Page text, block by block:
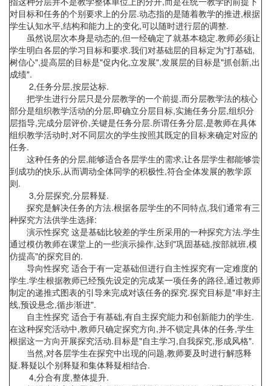
对目标和任务的个别要求上的分层.动态指的是随着教学的推进,根据
学生认知水平,结构和能力上的变化,可以随时进行层的调整.
虽然说层次本身是动态的,但一经确定了就基本稳定.教师必须让
学生明白各层的学习目标和要求.我们对基础层的目标定为"打基础,
树信心",提高层的目标是"促内化,立发展",发展层的目标是"抓创新,出
成绩".
2,任务分层,按层达标.
把学生进行分层只是分层教学的一个前提.而分层教学法的核心
部分是组织教学活动的分层,即确立分层目标,实施任务分层,组织分
层指导,完成分层评价,关键是任务分层.所谓任务分层,是教师在具体
组织教学活动时,对不同层次的学生按照其既定的目标来确定对应的
任务.
这种任务的分层,能够适合各层学生的需求,让各层学生都能够尝
到成功的快乐,从而调动全体同学的积极性,符合全体发展的教学原
则.
3,分层探究,分层释疑.
探究是解决任务的方法.根据各层学生的不同特点,我们通常有三
种探究方法供学生选择:
演示性探究 这是基础比较差的学生所采用的一种探究方法.学生
通过模仿教师在课堂上的一些演示操作,达到"巩固基础,按部就班,模
仿提高"的探究目的.
导向性探究 适合于有一定基础但进行自主性探究有一定难度的
学生.学生根据教师已经预先设定的完成某一项任务的路径,通过教师
制定的递推式图表的引导来完成对该任务的探究.探究目标是"串好主
线,预设悬念,循步渐进".
自主性探究 适合于有基础,有自主探究能力和创新能力的学生.
在这种探究活动中,教师只确定探究方向,并不锁定具体的任务,学生
根据这一方向开展探究活动.目标是"自主学习,自我探究,形成风格".
当然,对各层学生在探究中出现的问题,教师要及时进行解惑释
疑.释疑以个别释疑和集体释疑相结合.
4,分合有度,整体提升.